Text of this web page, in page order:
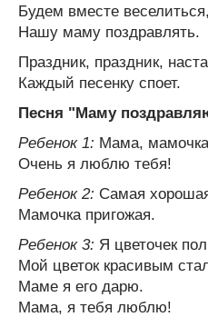
Будем вместе веселиться,
Нашу маму поздравлять.
Праздник, праздник,
Каждый песенку споет.
Песня "Маму
Ребенок 1: Мама,
Очень я люблю тебя!
Ребенок 2: Самая
Мамочка пригожая.
Ребенок 3: Я цветочек
Мой цветок красивым
Маме я его дарю.
Мама, я тебя люблю!